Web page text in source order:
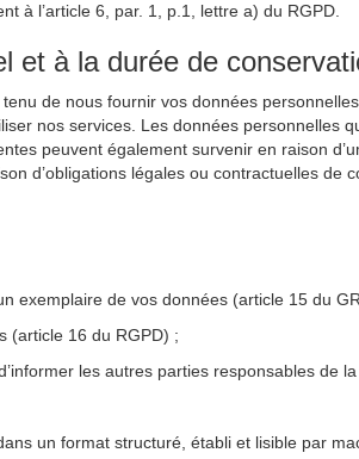
à l’article 6, par. 1, p.1, lettre a) du RGPD.
et à la durée de
de nous fournir vos données
nos services. Les données personnelles
peuvent également survenir en raison
d’obligations légales ou contractuelles de
exemplaire de vos données (article 15 du
(article 16 du RGPD) ;
les autres parties responsables de
un format structuré, établi et lisible par